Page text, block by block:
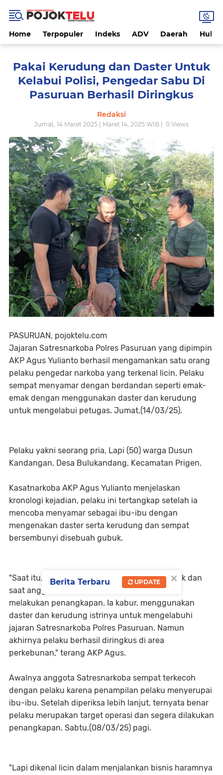
Home Terpopuler Indeks ADV Daerah
Pakai Kerudung dan Daster Untuk
Kelabui Polisi, Pengedar Sabu Di
Pasuruan Berhasil Diringkus
Redaksi
Jumat, 14 Maret 2025 | Maret 14, 2025 WIB | 0 Views
PASURUAN, pojoktelu.com
Jajaran Satresnarkoba Polres Pasuruan yang dipimpin
AKP Agus Yulianto berhasil mengamankan satu orang
pelaku pengedar narkoba yang terkenal licin. Pelaku
sempat menyamar dengan berdandan seperti emak-
emak dengan menggunakan daster dan kerudung
untuk mengelabui petugas. Jumat,(14/03/25).
Pelaku yakni seorang pria, Lapi (50) warga Dusun
Kandangan, Desa Bulukandang, Kecamatan Prigen.
Kasatnarkoba AKP Agus Yulianto menjelaskan
kronologi kejadian, pelaku ini tertangkap setelah ia
mencoba menyamar sebagai ibu-ibu dengan
mengenakan daster serta kerudung dan sempat
bersembunyi disebuah gubuk.
"Saat itu, pelaku bersembunyi di sebuah gubuk dan
saat anggota Satresnarkoba Polres Pasuruan
melakukan penangkapan. Ia kabur, menggunakan
daster dan kerudung istrinya untuk mengelabuhi
jajaran Satresnarkoba Polres Pasuruan. Namun
akhirnya pelaku berhasil diringkus di area
perkebunan," terang AKP Agus.
Awalnya anggota Satresnarkoba sempat terkecoh
dengan pelaku karena penampilan pelaku menyerupai
ibu-ibu. Setelah diperiksa lebih lanjut, ternyata benar
pelaku merupakan target operasi dan segera dilakukan
penangkapan. Sabtu,(08/03/25) pagi.
"Lapi dikenal licin dalam menjalankan bisnis haramnya
×
Berita Terbaru UPDATE